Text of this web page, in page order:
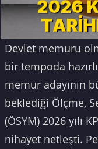
Devlet memuru
bir tempoda
memur adayının
beklediği Ölçme,
(ÖSYM) 2026 yılı
nihayet netleşti.